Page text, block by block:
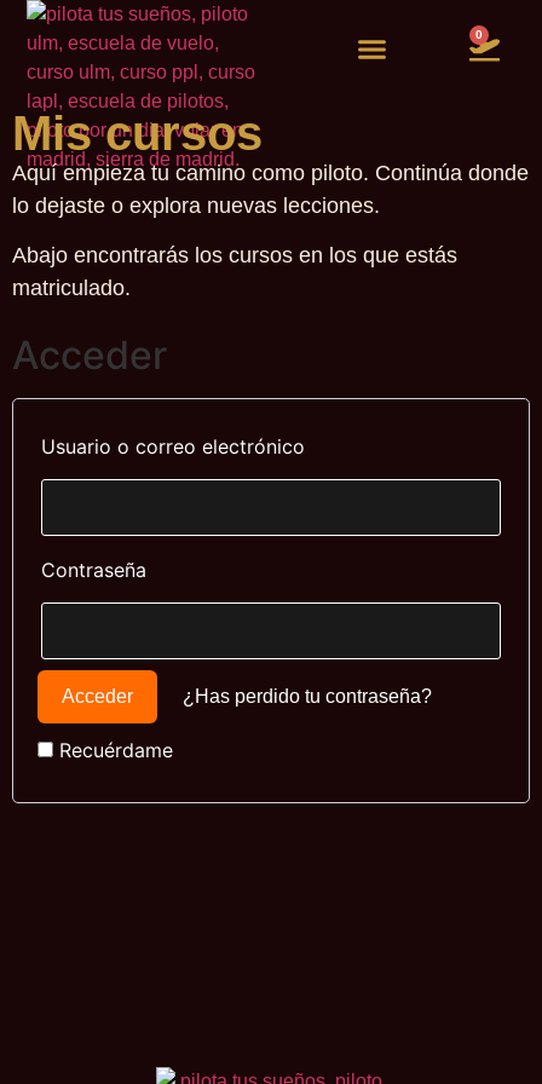
0
Mis cursos
Aquí empieza tu camino como piloto. Continúa donde
lo dejaste o explora nuevas lecciones.
Abajo encontrarás los cursos en los que estás
matriculado.
Acceder
Usuario o correo electrónico
Contraseña
¿Has perdido tu contraseña?
Recuérdame